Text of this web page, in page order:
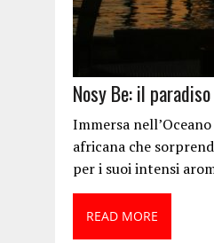
Nosy Be: il
Immersa
africana che
per i suoi intensi
READ MORE